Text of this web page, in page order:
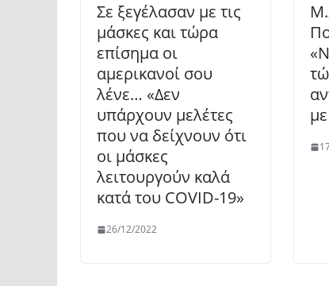
Σε ξεγέλασαν με τις
μάσκες και τώρα
επίσημα οι
αμερικανοί σου
λένε… «Δεν
υπάρχουν μελέτες
που να δείχνουν ότι
οι μάσκες
λειτουργούν καλά
κατά του COVID-19»
26/12/2022